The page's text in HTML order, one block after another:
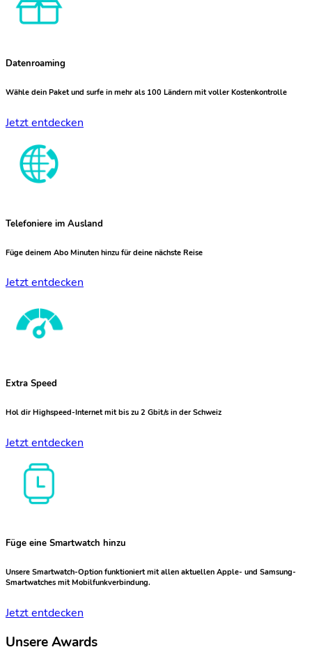
Datenroaming
Wähle dein Paket und surfe in mehr als 100 Ländern mit voller Kostenkontrolle
Jetzt entdecken
Telefoniere im Ausland
Füge deinem Abo Minuten hinzu für deine nächste Reise
Jetzt entdecken
Extra Speed
Hol dir Highspeed-Internet mit bis zu 2 Gbit/s in der Schweiz
Jetzt entdecken
Füge eine Smartwatch hinzu
Unsere Smartwatch-Option funktioniert mit allen aktuellen Apple- und Samsung-
Smartwatches mit Mobilfunkverbindung.
Jetzt entdecken
Unsere Awards